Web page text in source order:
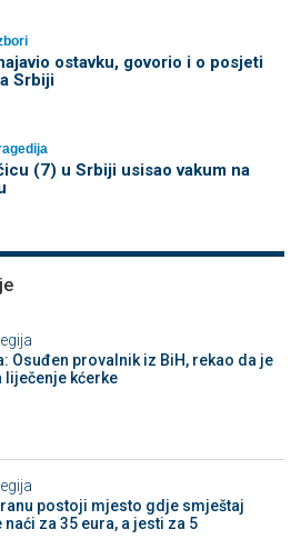
ostavku, govorio i o posjeti
Srbiji
(7) u Srbiji usisao vakum na
Osuđen provalnik iz BiH, rekao da je
liječenje kćerke
postoji mjesto gdje smještaj
naći za 35 eura, a jesti za 5